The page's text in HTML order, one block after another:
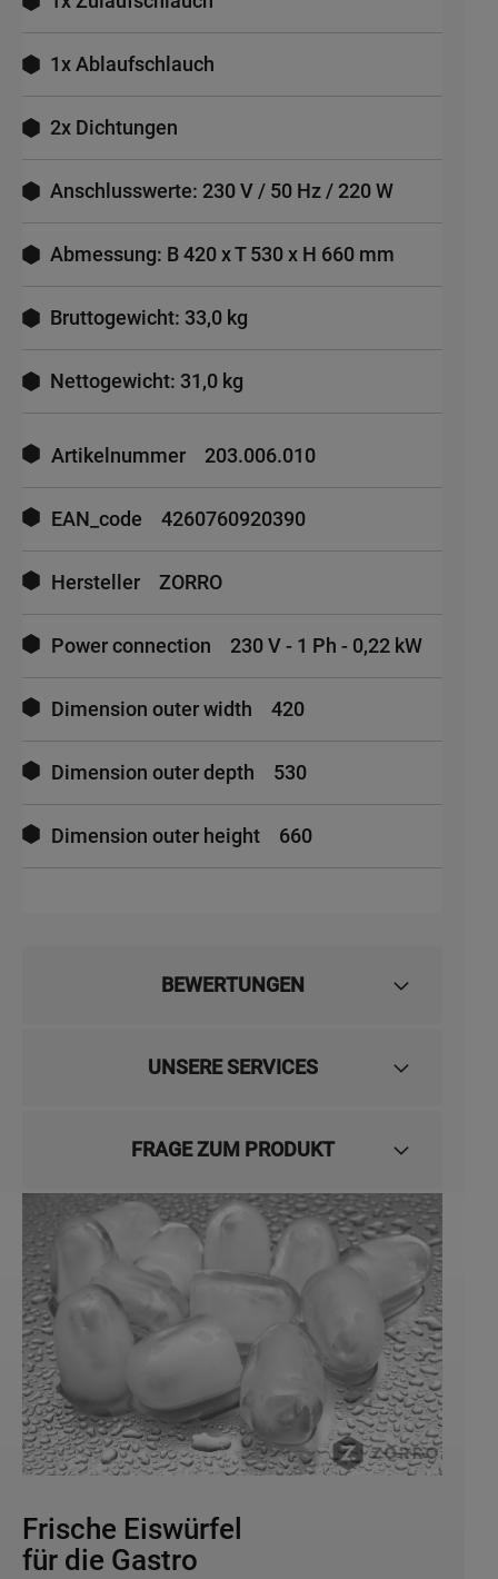
1x Ablaufschlauch
2x Dichtungen
Anschlusswerte: 230 V / 50 Hz / 220 W
Abmessung: B 420 x T 530 x H 660 mm
Bruttogewicht: 33,0 kg
Nettogewicht: 31,0 kg
Informationen
Artikelnummer 203.006.010
EAN_code 4260760920390
Hersteller ZORRO
Power connection 230 V - 1 Ph - 0,22 kW
Dimension outer width 420
Dimension outer depth 530
Dimension outer height 660
BEWERTUNGEN
UNSERE SERVICES
FRAGE ZUM PRODUKT
Frische Eiswürfel
für die Gastro